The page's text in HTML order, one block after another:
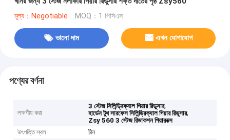
মূল্য：Negotiable MOQ：1 পিসিএস
ভালো দাম এখন যোগাযোগ
পণ্যের বর্ণনা
লক্ষণীয় করা
3 স্টেজ সিলিন্ড্রিক্যাল গিয়ার রিডুসার,
হার্ডেন টুথ সারফেস সিলিন্ড্রিক্যাল গিয়ার রিডুসার,
Zsy 560 3 স্টেজ রিডাকশন গিয়ারবক্স
উৎপত্তি স্থল
চীন